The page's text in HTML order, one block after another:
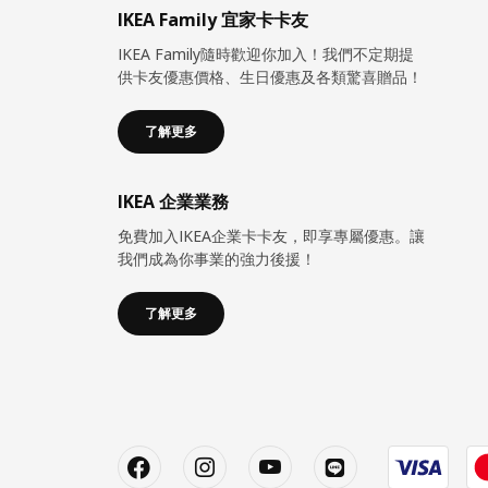
IKEA Family 宜家卡卡友
IKEA Family隨時歡迎你加入！我們不定期提
供卡友優惠價格、生日優惠及各類驚喜贈品！
了解更多
IKEA 企業業務
免費加入IKEA企業卡卡友，即享專屬優惠。讓
我們成為你事業的強力後援！
了解更多